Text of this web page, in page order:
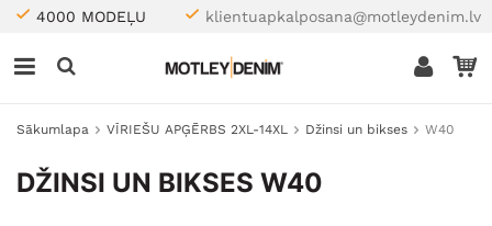
4000 MODEĻU klientuapkalposana@motleydenim.lv
Sākumlapa VĪRIEŠU APĢĒRBS 2XL-14XL Džinsi un bikses W40
DŽINSI UN BIKSES W40